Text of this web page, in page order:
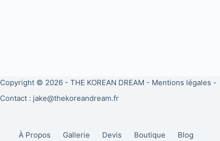
Copyright © 2026 - THE KOREAN DREAM - Mentions légales -
Contact : jake@thekoreandream.fr
À Propos Gallerie Devis Boutique Blog